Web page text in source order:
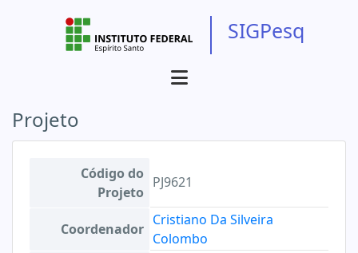
SIGPesq
Projeto
Código do
Projeto
PJ9621
Coordenador
Cristiano Da Silveira
Colombo